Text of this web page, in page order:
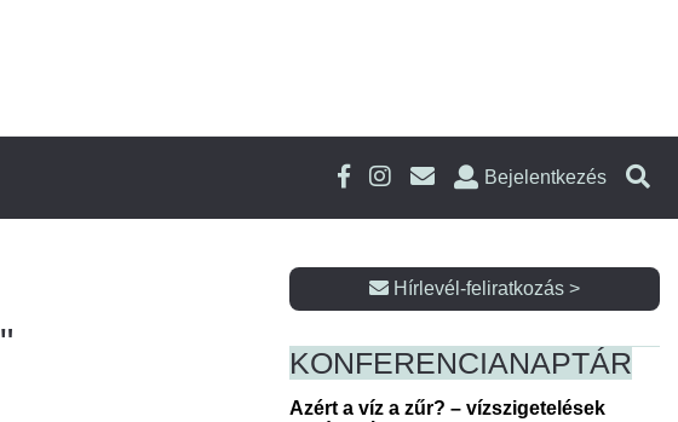
Bejelentkezés
"
Hírlevél-feliratkozás >
KONFERENCIANAPTÁR
Azért a víz a zűr? – vízszigetelések